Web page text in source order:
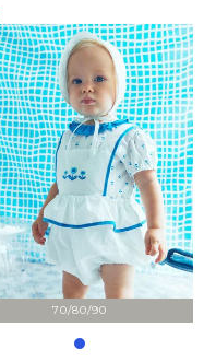
70/80/90